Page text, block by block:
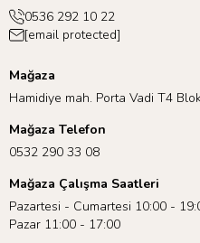
0536 292 10 22
[email protected]
Mağaza
Hamidiye mah. Porta Vadi T4
Mağaza Telefon
0532 290 33 08
Mağaza Çalışma Saatleri
Pazartesi - Cumartesi 10:00 -
Pazar 11:00 - 17:00